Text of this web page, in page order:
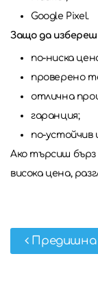
Google Pixel.
Защо да
по-ниска
проверено
отлична
гаранция;
по-устойчив
Ако търсиш
висока цена,
Предишна